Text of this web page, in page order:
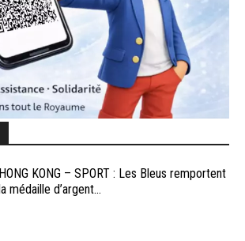
HONG KONG – SPORT : Les Bleus remportent
la médaille d’argent...